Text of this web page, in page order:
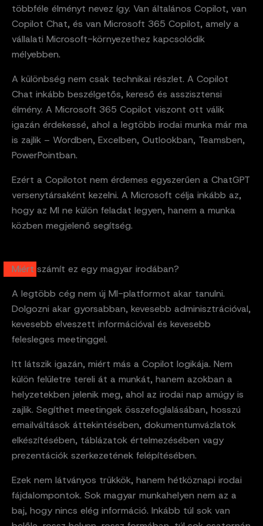
többféle élményt nevez így. Van általános Copilot, van
Copilot Chat, és van Microsoft 365 Copilot, amely a
vállalati Microsoft-környezethez kapcsolódik
mélyebben.
A különbség nem csak technikai részlet. A Copilot
Chat inkább beszélgetős, kereső és asszisztensi
élmény. A Microsoft 365 Copilot viszont ott válik
igazán érdekessé, ahol a legtöbb irodai munka már ma
is zajlik – Wordben, Excelben, Outlookban, Teamsben,
PowerPointban.
Ezért a Copilotot nem érdemes egyszerűen a ChatGPT
versenytársaként kezelni. A Microsoft célja inkább az,
hogy az MI ne külön feladat legyen, hanem a munka
közben megjelenő segítség.
Miért számít ez egy magyar irodában?
A legtöbb cég nem új MI-platformot akar tanulni.
Dolgozni akar gyorsabban, kevesebb adminisztrációval,
kevesebb elveszett információval és kevesebb
felesleges meetinggel.
Itt látszik igazán, miért más a Copilot logikája. Nem
külön felületre tereli át a munkát, hanem azokban a
helyzetekben jelenik meg, ahol az irodai nap amúgy is
zajlik. Segíthet meetingek összefoglalásában, hosszú
emailváltások áttekintésében, dokumentumvázlatok
elkészítésében, táblázatok értelmezésében vagy
prezentációk szerkezetének felépítésében.
Ezek nem látványos trükkök, hanem hétköznapi irodai
fájdalompontok. Sok magyar munkahelyen nem az a
baj, hogy nincs elég információ. Inkább túl sok van